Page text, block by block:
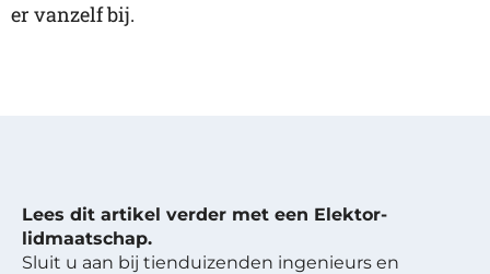
er vanzelf bij.
Lees dit artikel verder met een Elektor-
lidmaatschap.
Sluit u aan bij tienduizenden ingenieurs en